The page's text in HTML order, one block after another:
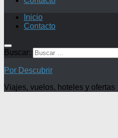
Inicio
Contacto
Buscar:
Por Descubrir
Viajes, vuelos, hoteles y ofertas